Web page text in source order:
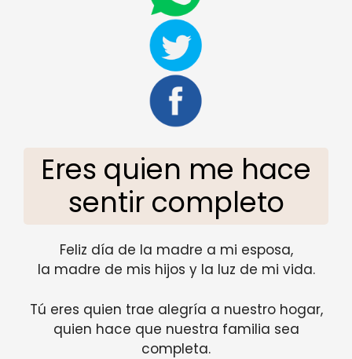
Eres quien me hace
sentir completo
Feliz día de la madre a mi esposa,
la madre de mis hijos y la luz de mi vida.
Tú eres quien trae alegría a nuestro hogar,
quien hace que nuestra familia sea
completa.